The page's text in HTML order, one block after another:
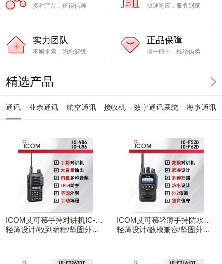
多种产品，值得信赖 快速响应，服务到家
实力团队
不懈求索，为您解忧
正品保障
假一赔十，杜绝伪劣
精选产品
通讯 业余通讯 航空通讯 接收机 数字通讯系统 海事通讯
ICOM艾可慕手持对讲机IC-
V86/U86
轻薄设计/收到编程/坚固外观/
ICOM艾可慕轻薄手持防水对
讲机IC-F52D
轻薄设计/数模兼容/坚固外观/